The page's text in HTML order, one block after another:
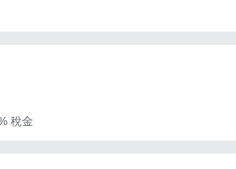
稅金